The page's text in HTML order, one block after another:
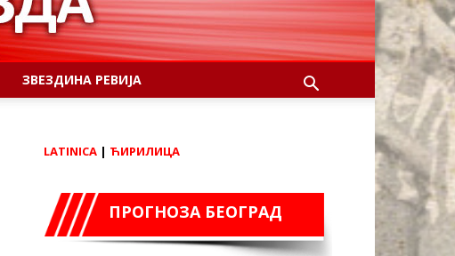
ЗВЕЗДИНА РЕВИЈА
LATINICA | ЋИРИЛИЦА
ПРОГНОЗА БЕОГРАД